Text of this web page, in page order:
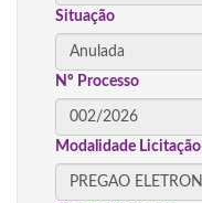
Situação
Nº Processo
Modalidade Licitação